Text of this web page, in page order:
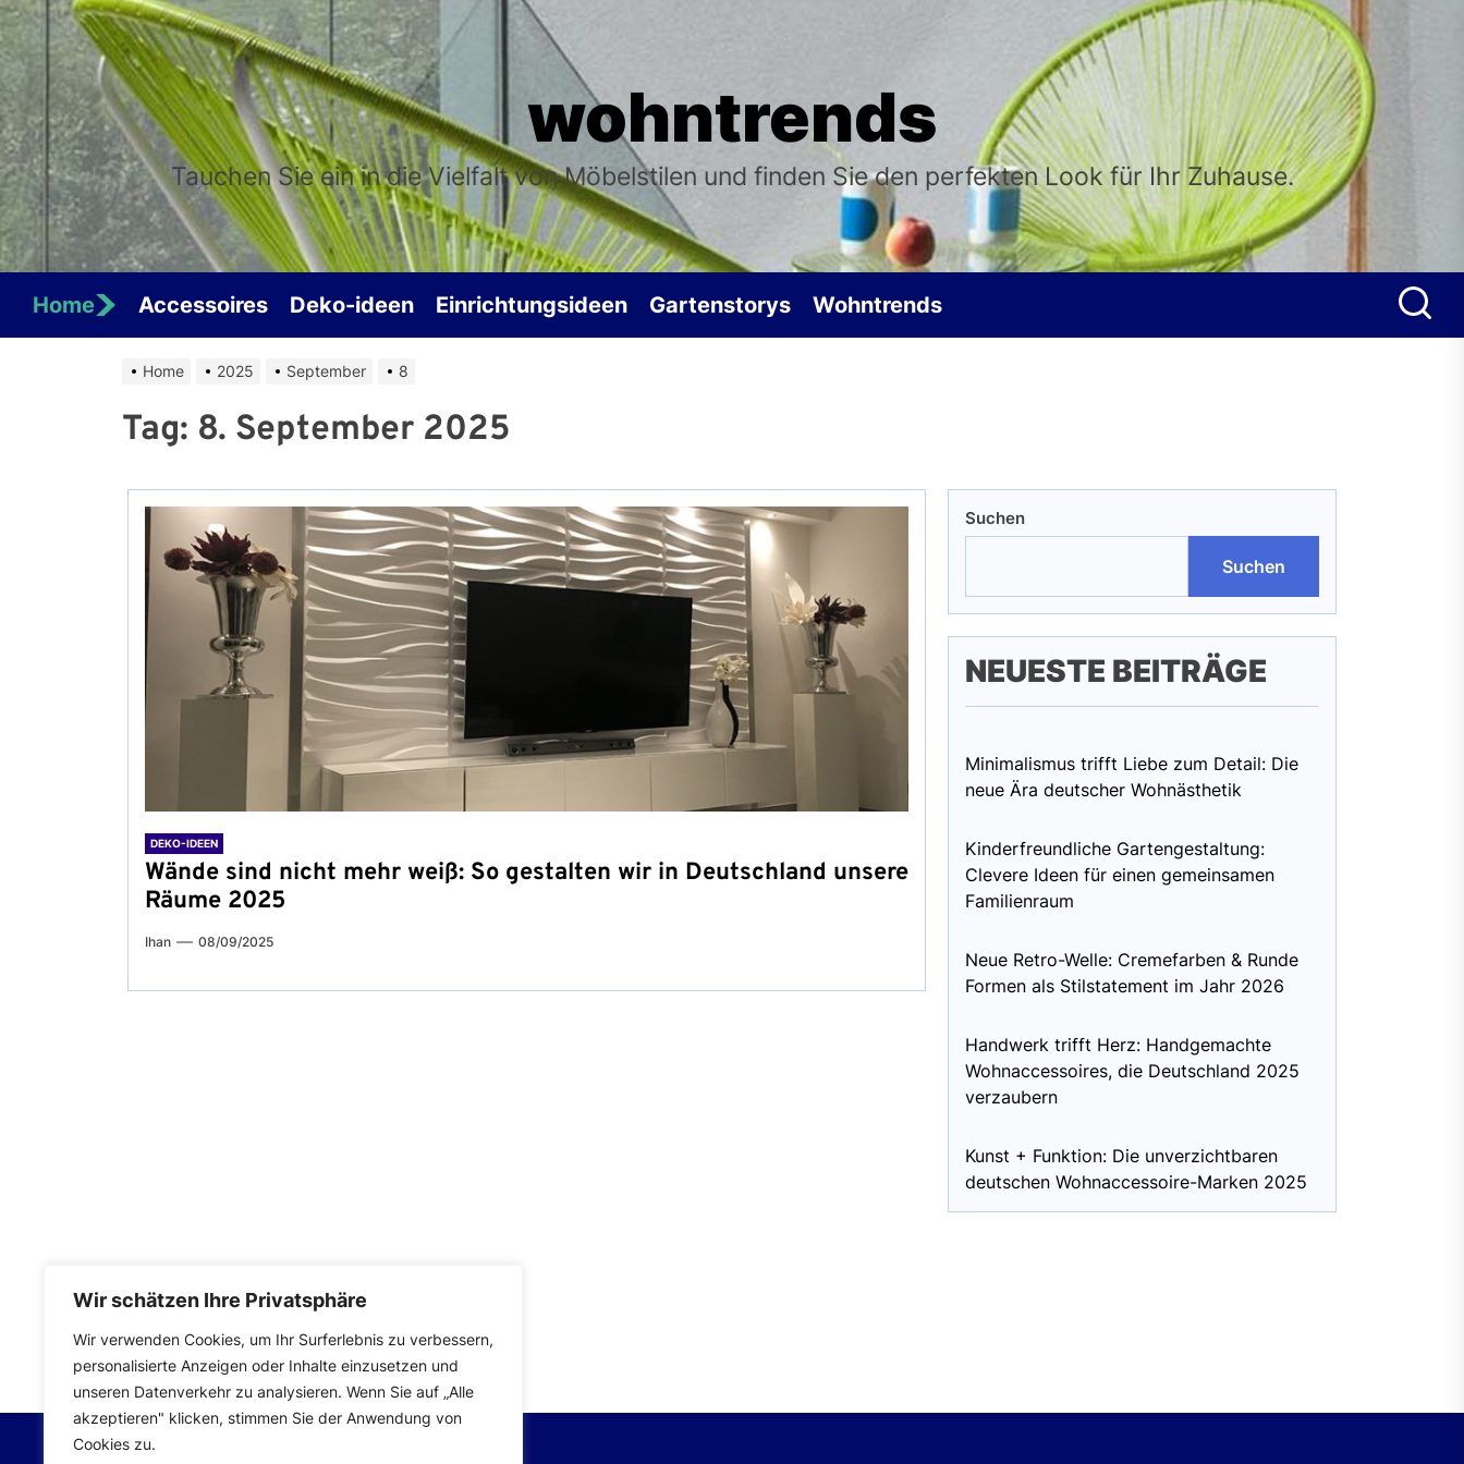
Wir schätzen Ihre Privatsphäre
Wir verwenden Cookies, um Ihr Surferlebnis zu verbessern,
personalisierte Anzeigen oder Inhalte einzusetzen und
unseren Datenverkehr zu analysieren. Wenn Sie auf „Alle
akzeptieren" klicken, stimmen Sie der Anwendung von
Cookies zu.
Skip
to
the
content
wohntrends
Tauchen Sie ein in die Vielfalt von Möbelstilen und finden Sie den perfekten Look für Ihr Zuhause.
Home Accessoires Deko-ideen Einrichtungsideen Gartenstorys Wohntrends
Home 2025 September 8
Tag: 8. September 2025
DEKO-IDEEN
Wände sind nicht mehr weiß: So gestalten wir in Deutschland unsere
Räume 2025
Ihan 08/09/2025
Suchen
Suchen
NEUESTE BEITRÄGE
Minimalismus trifft Liebe zum Detail: Die
neue Ära deutscher Wohnästhetik
Kinderfreundliche Gartengestaltung:
Clevere Ideen für einen gemeinsamen
Familienraum
Neue Retro-Welle: Cremefarben & Runde
Formen als Stilstatement im Jahr 2026
Handwerk trifft Herz: Handgemachte
Wohnaccessoires, die Deutschland 2025
verzaubern
Kunst + Funktion: Die unverzichtbaren
deutschen Wohnaccessoire-Marken 2025
Impressum| Datenschutzerklärung